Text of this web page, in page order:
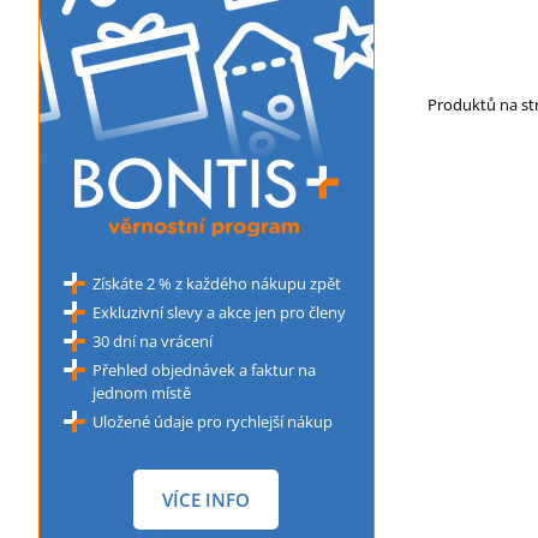
Získáte 2 % z každého nákupu zpět
Exkluzivní slevy a akce jen pro členy
30 dní na vrácení
Přehled objednávek a faktur na
jednom místě
Uložené údaje pro rychlejší nákup
VÍCE INFO
Produktů na